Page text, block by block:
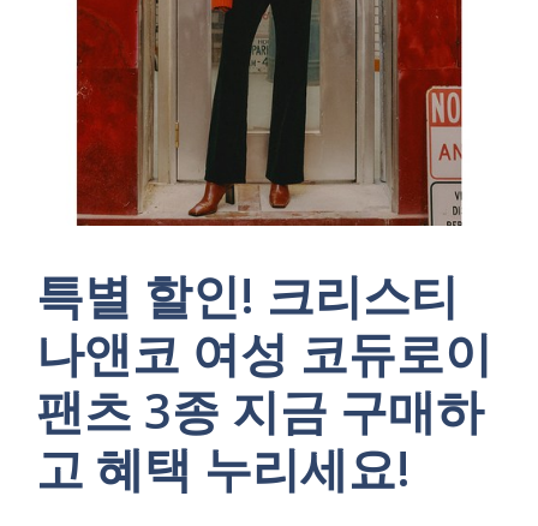
특별 할인! 크리스티
나앤코 여성 코듀로이
팬츠 3종 지금 구매하
고 혜택 누리세요!